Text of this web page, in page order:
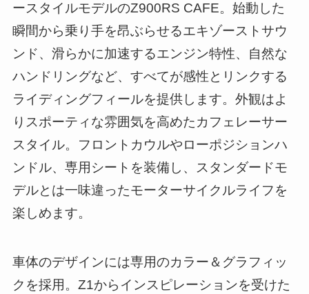
ースタイルモデルのZ900RS CAFE。始動した
瞬間から乗り手を昂ぶらせるエキゾーストサウ
ンド、滑らかに加速するエンジン特性、自然な
ハンドリングなど、すべてが感性とリンクする
ライディングフィールを提供します。外観はよ
りスポーティな雰囲気を高めたカフェレーサー
スタイル。フロントカウルやローポジションハ
ンドル、専用シートを装備し、スタンダードモ
デルとは一味違ったモーターサイクルライフを
楽しめます。
車体のデザインには専用のカラー＆グラフィッ
クを採用。Z1からインスピレーションを受けた